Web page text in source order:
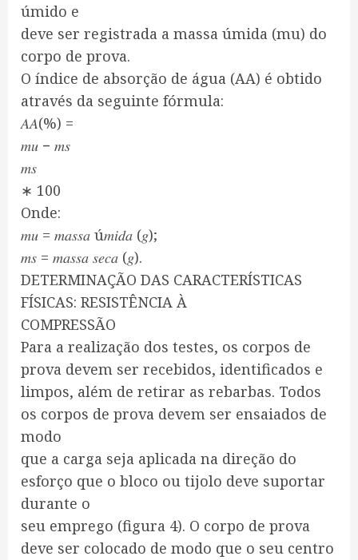
úmido e
deve ser registrada a massa úmida (mu) do
corpo de prova.
O índice de absorção de água (AA) é obtido
através da seguinte fórmula:
𝐴𝐴(%) =
𝑚𝑢 − 𝑚𝑠
𝑚𝑠
∗ 100
Onde:
𝑚𝑢 = 𝑚𝑎𝑠𝑠𝑎 ú𝑚𝑖𝑑𝑎 (𝑔);
𝑚𝑠 = 𝑚𝑎𝑠𝑠𝑎 𝑠𝑒𝑐𝑎 (𝑔).
DETERMINAÇÃO DAS CARACTERÍSTICAS
FÍSICAS: RESISTÊNCIA À
COMPRESSÃO
Para a realização dos testes, os corpos de
prova devem ser recebidos, identificados e
limpos, além de retirar as rebarbas. Todos
os corpos de prova devem ser ensaiados de
modo
que a carga seja aplicada na direção do
esforço que o bloco ou tijolo deve suportar
durante o
seu emprego (figura 4). O corpo de prova
deve ser colocado de modo que o seu centro